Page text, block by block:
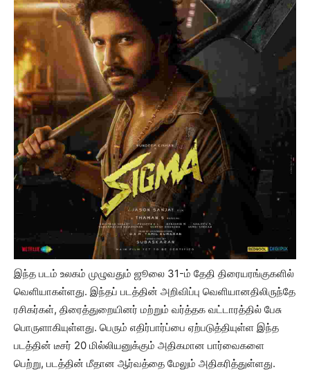
இந்த படம் உலகம் முழுவதும் ஜூலை 31-ம் தேதி திரையரங்குகளில்
வெளியாகள்ளது. இந்தப் படத்தின் அறிவிப்பு வெளியானதிலிருந்தே
ரசிகர்கள், திரைத்துறையினர் மற்றும் வர்த்தக வட்டாரத்தில் பேசு
பொருளாகியுள்ளது. பெரும் எதிர்பார்ப்பை ஏற்படுத்தியுள்ள இந்த
படத்தின் டீசர் 20 மில்லியனுக்கும் அதிகமான பார்வைகளை
பெற்று, படத்தின் மீதான ஆர்வத்தை மேலும் அதிகரித்துள்ளது.